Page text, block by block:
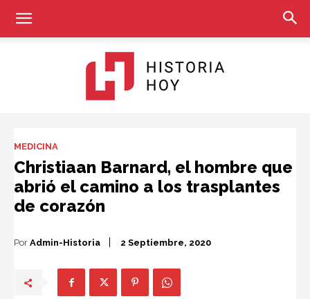
Hoy
MEDICINA
Christiaan Barnard, el hombre que
abrió el camino a los trasplantes
de corazón
Por Admin-Historia 2 Septiembre, 2020